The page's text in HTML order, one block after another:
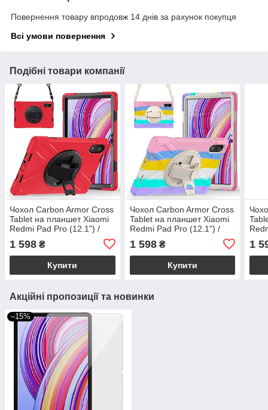
Повернення товару впродовж 14 днів за рахунок покупця
Всі умови повернення
Подібні товари компанії
Чохол Carbon Armor Cross
Tablet на планшет Xiaomi
Redmi Pad Pro (12.1") /
1 598 ₴
Купити
Чохол Carbon Armor Cross
Tablet на планшет Xiaomi
Redmi Pad Pro (12.1") /
1 598₴
Купити
1
Акційні пропозиції та новинки
–15%